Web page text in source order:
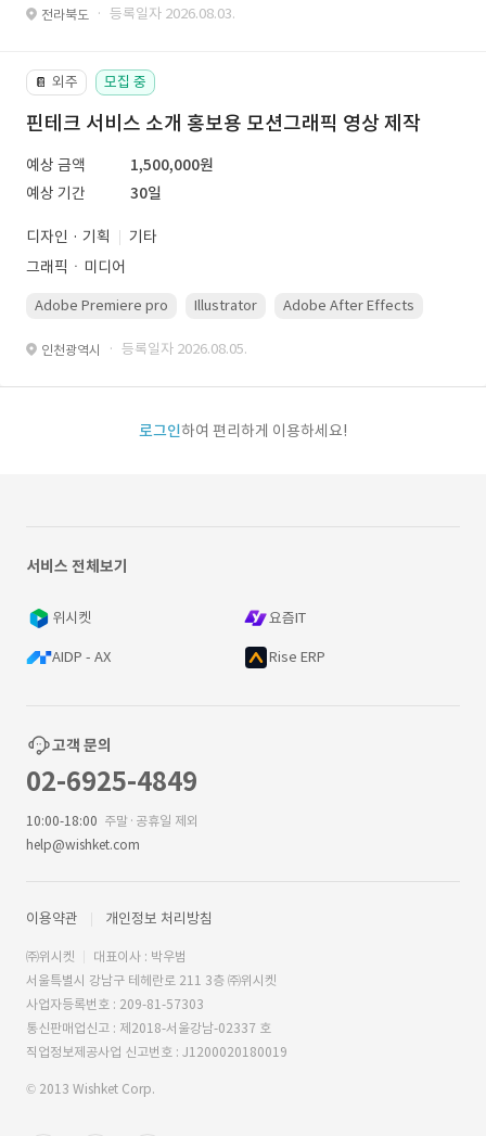
전라북도 · 등록일자 2026.08.03.
📔 외주 모집 중
핀테크 서비스 소개 홍보용 모션그래픽 영상 제작
예상 금액
1,500,000원
예상 기간
30일
디자인 · 기획
기타
그래픽ㆍ미디어
Adobe Premiere pro Illustrator Adobe After Effects
인천광역시 · 등록일자 2026.08.05.
로그인하여 편리하게 이용하세요!
서비스 전체보기
위시켓 요즘IT
AIDP - AX Rise ERP
고객 문의
02-6925-4849
10:00-18:00 주말·공휴일 제외
help@wishket.com
이용약관 개인정보 처리방침
㈜위시켓
대표이사 : 박우범
서울특별시 강남구 테헤란로 211 3층 ㈜위시켓
사업자등록번호 : 209-81-57303
통신판매업신고 : 제2018-서울강남-02337 호
직업정보제공사업 신고번호 : J1200020180019
© 2013 Wishket Corp.